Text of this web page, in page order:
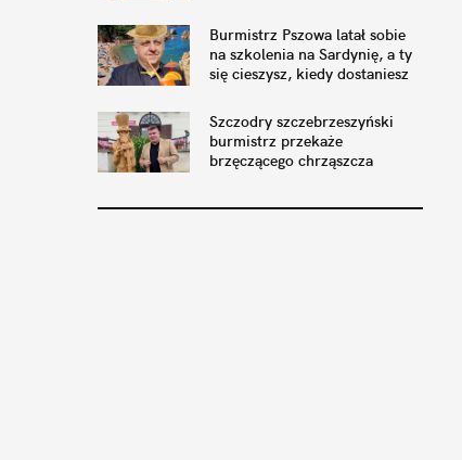
Burmistrz Pszowa latał sobie
na szkolenia na Sardynię, a ty
się cieszysz, kiedy dostaniesz
Szczodry szczebrzeszyński
burmistrz przekaże
brzęczącego chrząszcza